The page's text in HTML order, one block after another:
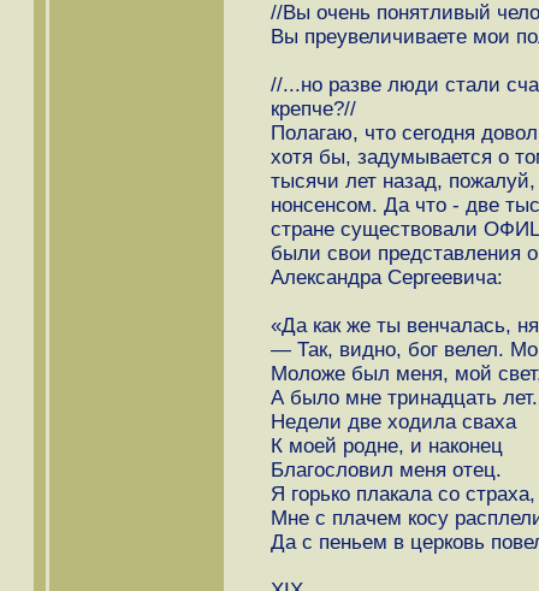
//Вы очень понятливый
Вы преувеличиваете мои
//...но разве люди стали
крепче?//
Полагаю, что сегодня
хотя бы, задумывается о
тысячи лет назад,
нонсенсом. Да что - две
стране существовали
были свои представления
Александра Сергеевича:
«Да как же ты венчалась,
— Так, видно, бог велел.
Моложе был меня, мой
А было мне тринадцать лет.
Недели две ходила сваха
К моей родне, и наконец
Благословил меня отец.
Я горько плакала со страха,
Мне с плачем косу
Да с пеньем в церковь